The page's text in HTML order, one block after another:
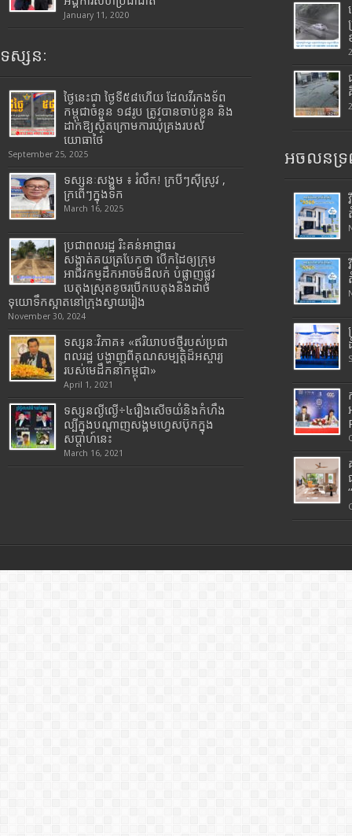
January 11, 2020
ទស្សនៈ
ថ្ងៃនេះជា ថ្ងៃទី៥៨ហើយ ដែលវីរកងទ័ព
កម្ពុជាចំនួន ១៨រូប ត្រូវបានចាប់ខ្លួន និង
ដាក់ឱ្យស្ថិតក្រោមការឃុំគ្រងរបស់
យោធាថៃ
September 25, 2025
ទស្សនៈសង្គម ៖ រំលឹក! ក្របីៗស៊ីស្រូវ ,
ក្រពើៗក្នុងទឹក
March 16, 2025
ប្រជាពលរដ្ឋ រិះគន់អាជ្ញាធរ
សង្កាត់គយត្របែកថា បើកដៃឲ្យក្រុម
អាជីវកម្មដឹកអាចម៍ដីលក់ បំផ្លាញផ្លូវ
បេតុងស្រុតខូចរបើកបេតុងនិងដាច់
ទុយោទឹកស្អាតនៅក្រុងស្វាយរៀង
November 30, 2024
ទស្សនៈវិភាគ៖ «ឥរិយាបថថ្មីរបស់ប្រជា
ពលរដ្ឋ បង្ហាញពីគុណសម្បត្តិដ៏អស្ចារ្យ
របស់មេដឹកនាំកម្ពុជា»
April 1, 2021
ទស្សនល្ងីល្ងើ÷៤រឿងសើចយំនិងកំហឹង
ល្បីក្នុងបណ្តាញសង្គមហ្វេសប៊ុកក្នុង
សប្តាហ៍នេះ
March 16, 2021
អចលនទ្រ